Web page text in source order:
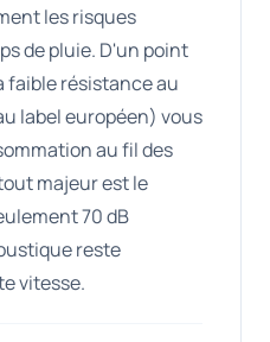
les risques
de pluie. D'un point
faible résistance au
label européen) vous
au fil des
majeur est le
70 dB
reste
vitesse.